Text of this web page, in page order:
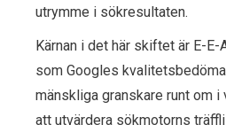
utrymme i sökresultaten.
Kärnan i det här skiftet är E-E-
som Googles
mänskliga granskare runt om i
att utvärdera sökmotorns